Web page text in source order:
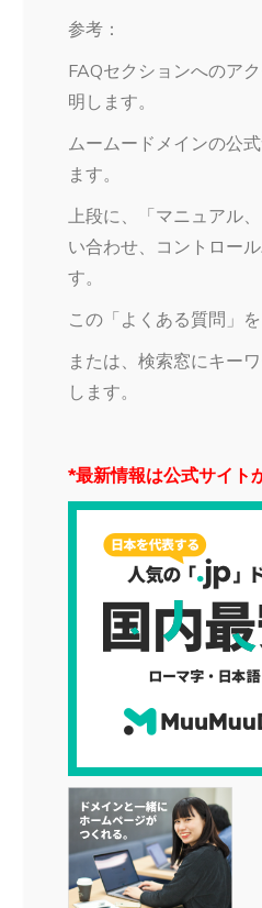
参考：
FAQセクションへのア
明します。
ムームードメインの公
ます。
上段に、「マニュアル
い合わせ、コントロー
す。
この「よくある質問」
または、検索窓にキー
します。
*最新情報は公式サイ